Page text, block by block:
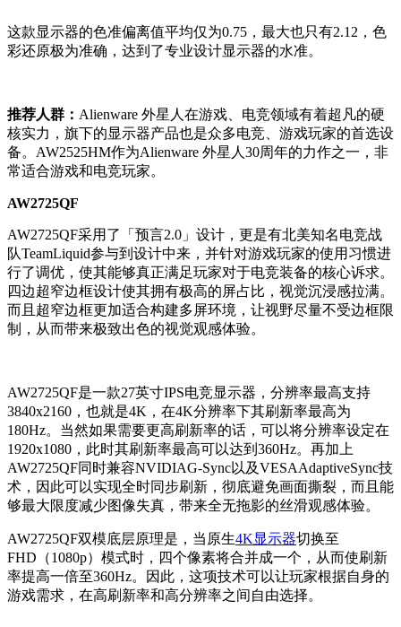
这款显示器的色准偏离值平均仅为0.75，最大也只有2.12，色
彩还原极为准确，达到了专业设计显示器的水准。
推荐人群： Alienware 外星人在游戏、电竞领域有着超凡的硬
核实力，旗下的显示器产品也是众多电竞、游戏玩家的首选设
备。AW2525HM作为Alienware 外星人30周年的力作之一，非
常适合游戏和电竞玩家。
AW2725QF
AW2725QF采用了「预言2.0」设计，更是有北美知名电竞战
队TeamLiquid参与到设计中来，并针对游戏玩家的使用习惯进
行了调优，使其能够真正满足玩家对于电竞装备的核心诉求。
四边超窄边框设计使其拥有极高的屏占比，视觉沉浸感拉满。
而且超窄边框更加适合构建多屏环境，让视野尽量不受边框限
制，从而带来极致出色的视觉观感体验。
AW2725QF是一款27英寸IPS电竞显示器，分辨率最高支持
3840x2160，也就是4K，在4K分辨率下其刷新率最高为
180Hz。当然如果需要更高刷新率的话，可以将分辨率设定在
1920x1080，此时其刷新率最高可以达到360Hz。再加上
AW2725QF同时兼容NVIDIAG-Sync以及VESAAdaptiveSync技
术，因此可以实现全时同步刷新，彻底避免画面撕裂，而且能
够最大限度减少图像失真，带来全无拖影的丝滑观感体验。
AW2725QF双模底层原理是，当原生4K显示器切换至
FHD（1080p）模式时，四个像素将合并成一个，从而使刷新
率提高一倍至360Hz。因此，这项技术可以让玩家根据自身的
游戏需求，在高刷新率和高分辨率之间自由选择。